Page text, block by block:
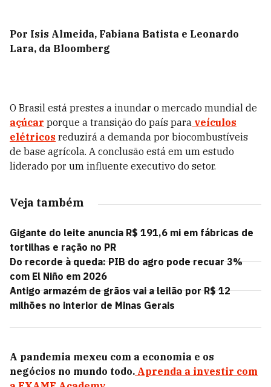
Por Isis Almeida, Fabiana Batista e Leonardo
Lara, da Bloomberg
O Brasil está prestes a inundar o mercado mundial de
açúcar porque a transição do país para veículos
elétricos reduzirá a demanda por biocombustíveis
de base agrícola. A conclusão está em um estudo
liderado por um influente executivo do setor.
Veja também
Gigante do leite anuncia R$ 191,6 mi em fábricas de
tortilhas e ração no PR
Do recorde à queda: PIB do agro pode recuar 3%
com El Niño em 2026
Antigo armazém de grãos vai a leilão por R$ 12
milhões no interior de Minas Gerais
A pandemia mexeu com a economia e os
negócios no mundo todo. Aprenda a investir com